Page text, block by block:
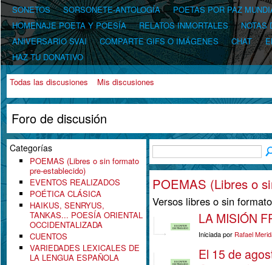
SONETOS
SORSONETE-ANTOLOGÍA
POETAS POR PAZ
HOMENAJE POETA Y POESÍA
RELATOS INMORTALES
NOTAS
ANIVERSARIO SVAI
COMPARTE GIFS O IMÁGENES CHAT
HAZ TU DONATIVO
Todas las discusiones Mis discusiones
Foro de discusión
Categorías
POEMAS (Libres o sin formato
pre-establecido)
EVENTOS REALIZADOS
POÉTICA CLÁSICA
HAIKUS, SENRYUS,
TANKAS... POESÍA ORIENTAL
OCCIDENTALIZADA
CUENTOS
VARIEDADES LEXICALES DE
LA LENGUA ESPAÑOLA
POEMAS (Libres o
Versos libres o sin
ESCRITOR
DISTINGUIDO
LA MISIÓN
Iniciada por Rafael
ESCRITOR
DISTINGUIDO
El 15 de